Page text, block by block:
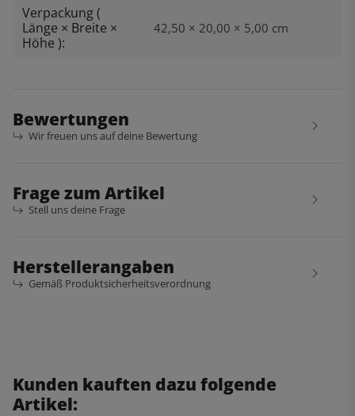
Verpackung (
Länge × Breite ×
Höhe ):
42,50 × 20,00 × 5,00 cm
Bewertungen
Wir freuen uns auf deine Bewertung
Frage zum Artikel
Stell uns deine Frage
Herstellerangaben
Gemäß Produktsicherheitsverordnung
Kunden kauften dazu folgende
Artikel: